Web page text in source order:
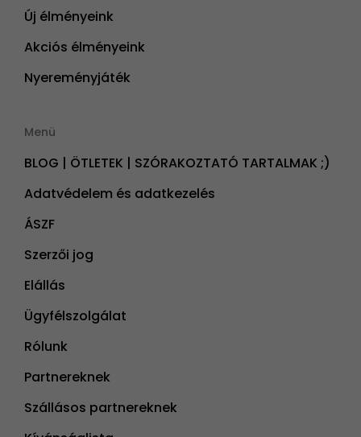
Új élményeink
Akciós élményeink
Nyereményjáték
Menü
BLOG | ÖTLETEK | SZÓRAKOZTATÓ TARTALMAK ;)
Adatvédelem és adatkezelés
ÁSZF
Szerzői jog
Elállás
Ügyfélszolgálat
Rólunk
Partnereknek
Szállásos partnereknek